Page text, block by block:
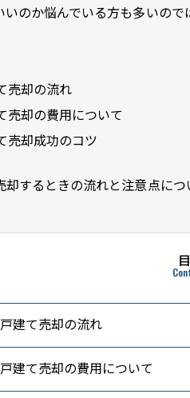
いのか悩んでいる方も多いの
売却の流れ
売却の費用について
売却成功のコツ
するときの流れと注意点につ
建て売却の流れ
建て売却の費用について